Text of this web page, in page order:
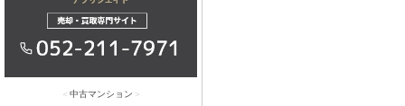
中古マンション